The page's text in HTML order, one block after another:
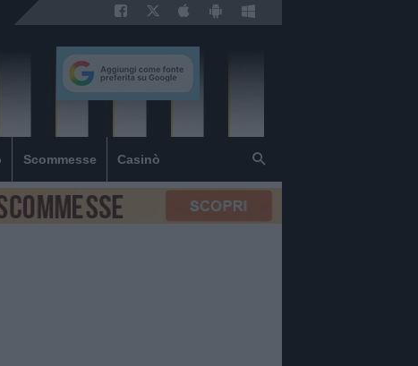
Scommesse Casinò